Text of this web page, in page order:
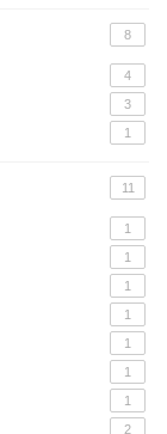
8
4
3
1
11
1
1
1
1
1
1
1
2